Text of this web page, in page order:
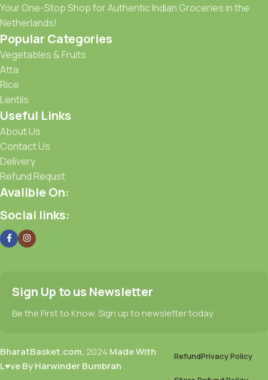
Your One-Stop Shop for Authentic Indian Groceries in the
Netherlands!
Popular Categories
Vegetables & Fruits
Atta
Rice
Lentils
Useful Links
About Us
Contact Us
Delivery
Refund Requst
Avalible On:
Social links:
Sign Up to us Newsletter
Be the First to Know. Sign up to newsletter today
BharatBasket.com, 2024 Made With
L♥ve By Harwinder Bumbrah .
RefundPrivacy Policy